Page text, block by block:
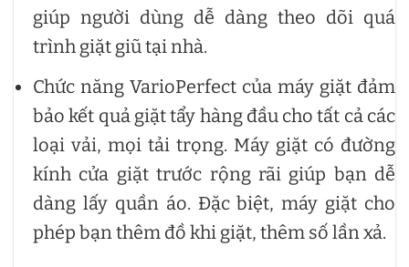
giúp người dùng dễ dàng theo dõi quá
trình giặt giũ tại nhà.
Chức năng VarioPerfect của máy giặt đảm
bảo kết quả giặt tẩy hàng đầu cho tất cả các
loại vải, mọi tải trọng. Máy giặt có đường
kính cửa giặt trước rộng rãi giúp bạn dễ
dàng lấy quần áo. Đặc biệt, máy giặt cho
phép bạn thêm đồ khi giặt, thêm số lần xả.